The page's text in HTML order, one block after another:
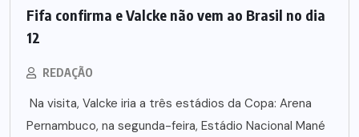
Fifa confirma e Valcke não vem ao Brasil no dia
12
REDAÇÃO
Na visita, Valcke iria a três estádios da Copa: Arena
Pernambuco, na segunda-feira, Estádio Nacional Mané